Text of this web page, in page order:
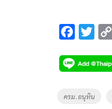
F
e
b
o
T
tt
er
Tags
ครม.อนุทิน